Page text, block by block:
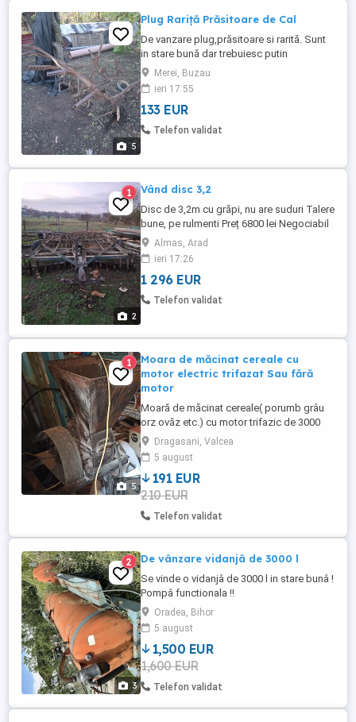
5
Plug Rariță Prăsitoare de Cal
De vanzare plug,prăsitoare si rarită. Sunt
in stare bună dar trebuiesc putin
recondiționate. se vand si separat. prețul
este ptr toate 3. Pot fi puse in gradini,
livezi ca ornament
Merei, Buzau
ieri 17:55
133 EUR
Telefon validat
2
1 Vând disc 3,2
Disc de 3,2m cu grăpi, nu are suduri Talere
bune, pe rulmenti Preț 6800 lei Negociabil
Almas, Arad
ieri 17:26
1 296 EUR
Telefon validat
5
1
Moara de măcinat cereale cu
motor electric trifazat Sau fără
motor
Moară de măcinat cereale( porumb grâu
orz ovăz etc.) cu motor trifazic de 3000
rotați min .Se vinde și fără motor dacă
este cazul . Se vinde și motor separat
trifazic.
Dragasani, Valcea
5 august
191 EUR
210 EUR
Telefon validat
3
2 De vânzare vidanjâ de 3000 l
Se vinde o vidanjâ de 3000 l in stare bunâ !
Pompâ functionala !!
Oradea, Bihor
5 august
1,500 EUR
1,600 EUR
Telefon validat